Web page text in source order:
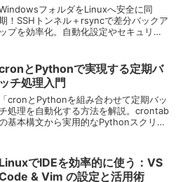
フォルダをLinuxへ安全に同
！SSHトンネル＋rsyncで差分バックア
ップを効率化。自動化設定やセキュリテ
とPythonで実現する定期バ
ッチ処理入門
「cronとPythonを組み合わせて定期バッ
処理を自動化する方法を解説。crontab
基本構文から実用的なPythonスクリプ
LinuxでIDEを効率的に使う：VS
& Vim の設定と活用術